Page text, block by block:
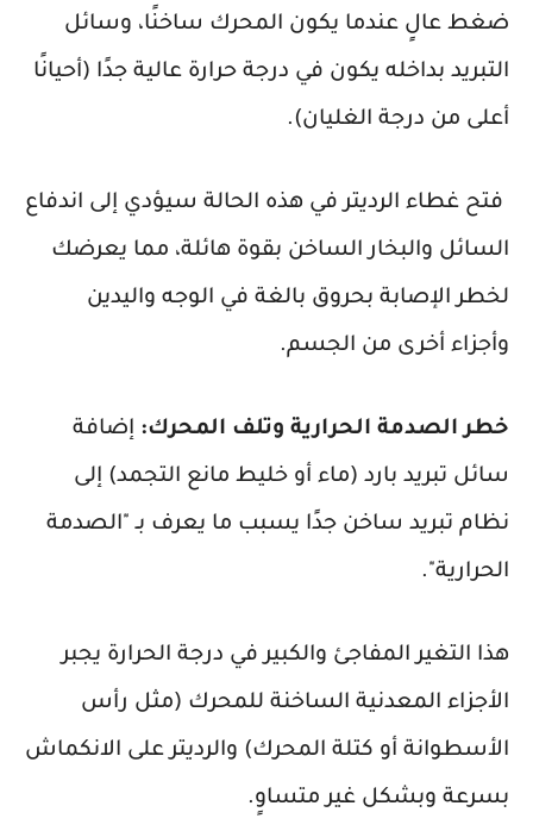
ضغط عالٍ عندما يكون المحرك ساخنًا، وسائل
التبريد بداخله يكون في درجة حرارة عالية جدًا (أحيانًا
أعلى من درجة الغليان).
فتح غطاء الرديتر في هذه الحالة سيؤدي إلى اندفاع
السائل والبخار الساخن بقوة هائلة، مما يعرضك
لخطر الإصابة بحروق بالغة في الوجه واليدين
وأجزاء أخرى من الجسم.
خطر الصدمة الحرارية وتلف المحرك: إضافة
سائل تبريد بارد (ماء أو خليط مانع التجمد) إلى
نظام تبريد ساخن جدًا يسبب ما يعرف بـ "الصدمة
الحرارية".
هذا التغير المفاجئ والكبير في درجة الحرارة يجبر
الأجزاء المعدنية الساخنة للمحرك (مثل رأس
الأسطوانة أو كتلة المحرك) والرديتر على الانكماش
بسرعة وبشكل غير متساوٍ.